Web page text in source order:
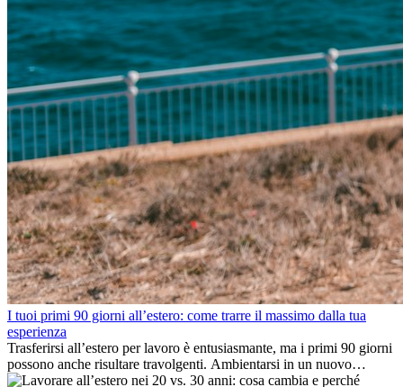
I tuoi primi 90 giorni all’estero: come trarre il massimo dalla tua
esperienza
Trasferirsi all’estero per lavoro è entusiasmante, ma i primi 90 giorni
possono anche risultare travolgenti. Ambientarsi in un nuovo
ambiente lavorativo, costruire una vita sociale, comprendere la